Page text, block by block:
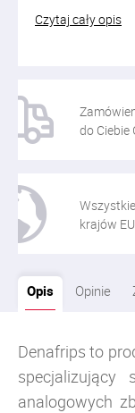
Czytaj cały opis
do Ciebie
krajów
Opis Opinie
Denafrips to
analogowych